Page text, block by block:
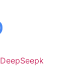
DeepSeepk